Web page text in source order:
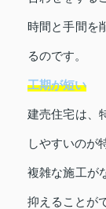
時間と手間を
るのです。
工期が短い
建売住宅は、
しやすいのが
複雑な施工が
抑えることが